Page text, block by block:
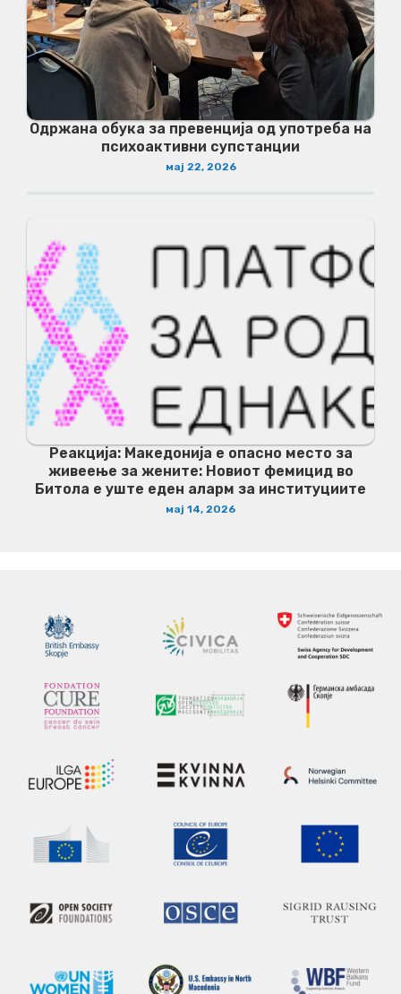
Одржана обука за превенција од употреба на
психоактивни супстанции
мај 22, 2026
Реакција: Македонија е опасно место за
живеење за жените: Новиот фемицид во
Битола е уште еден аларм за институциите
мај 14, 2026